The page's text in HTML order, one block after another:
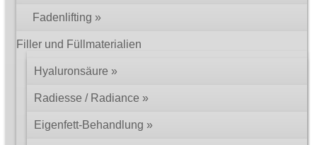
Fadenlifting
Filler und Füllmaterialien
Hyaluronsäure
Radiesse / Radiance
Eigenfett-Behandlung